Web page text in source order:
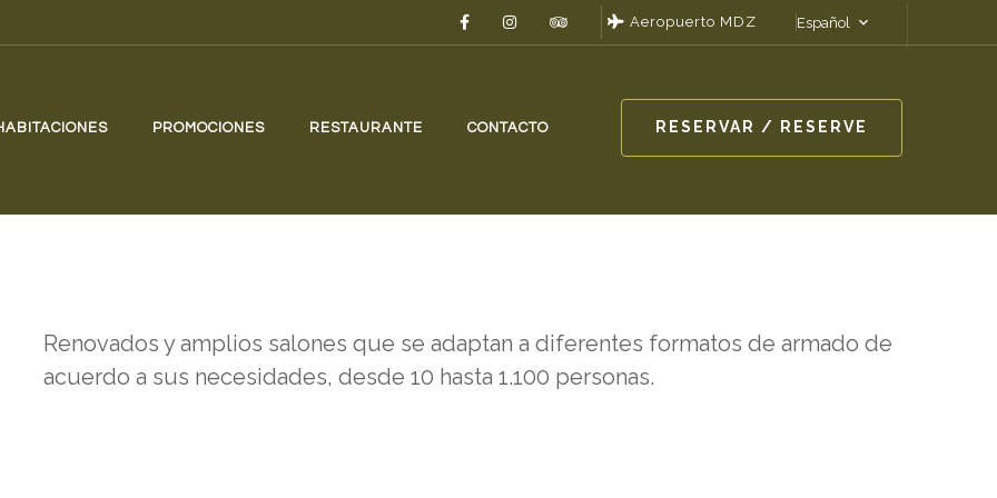
Aeropuerto MDZ Español
PROMOCIONES RESTAURANTE CONTACTO RESERVAR / RESERVE
Renovados y amplios salones que se adaptan a diferentes formatos de armado de
acuerdo a sus necesidades, desde 10 hasta 1.100 personas.